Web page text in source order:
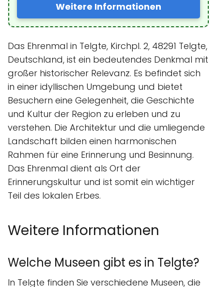
Weitere Informationen
Das Ehrenmal in Telgte, Kirchpl. 2, 48291 Telgte,
Deutschland, ist ein bedeutendes Denkmal mit
großer historischer Relevanz. Es befindet sich
in einer idyllischen Umgebung und bietet
Besuchern eine Gelegenheit, die Geschichte
und Kultur der Region zu erleben und zu
verstehen. Die Architektur und die umliegende
Landschaft bilden einen harmonischen
Rahmen für eine Erinnerung und Besinnung.
Das Ehrenmal dient als Ort der
Erinnerungskultur und ist somit ein wichtiger
Teil des lokalen Erbes.
Weitere Informationen
Welche Museen gibt es in Telgte?
In Telgte finden Sie verschiedene Museen, die